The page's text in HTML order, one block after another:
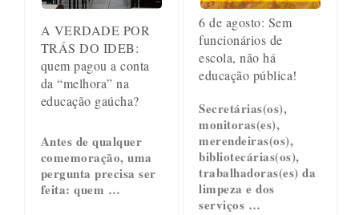
A VERDADE POR
TRÁS DO IDEB:
quem pagou a conta
da “melhora” na
educação gaúcha?
Antes de qualquer
comemoração, uma
pergunta precisa ser
feita: quem …
6 de agosto: Sem
funcionários de
escola, não há
educação pública!
Secretárias(os),
monitoras(es),
merendeiras(os),
bibliotecárias(os),
trabalhadoras(es) da
limpeza e dos
serviços …